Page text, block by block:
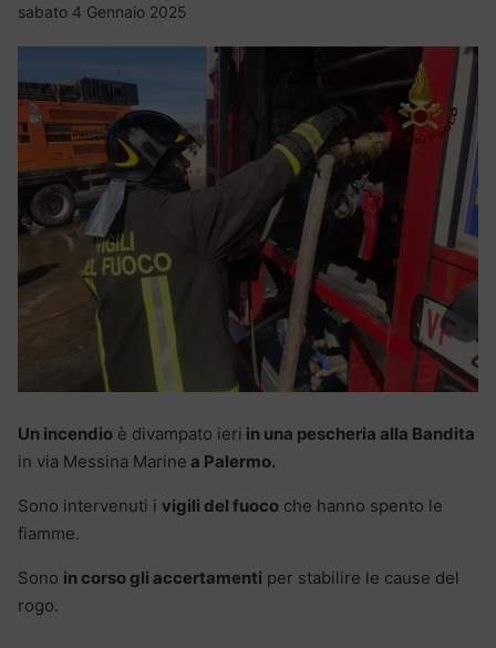
sabato 4 Gennaio 2025
Un incendio è divampato ieri in una pescheria alla Bandita
in via Messina Marine a Palermo.
Sono intervenuti i vigili del fuoco che hanno spento le
fiamme.
Sono in corso gli accertamenti per stabilire le cause del
rogo.